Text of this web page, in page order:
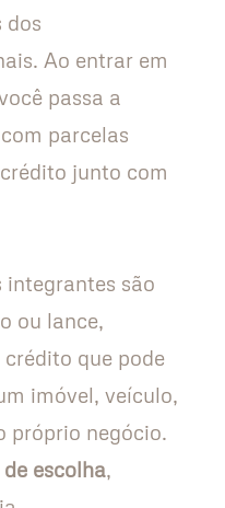
dos
Ao entrar em
passa a
parcelas
junto com
integrantes são
ou lance,
que pode
imóvel, veículo,
próprio negócio.
escolha,